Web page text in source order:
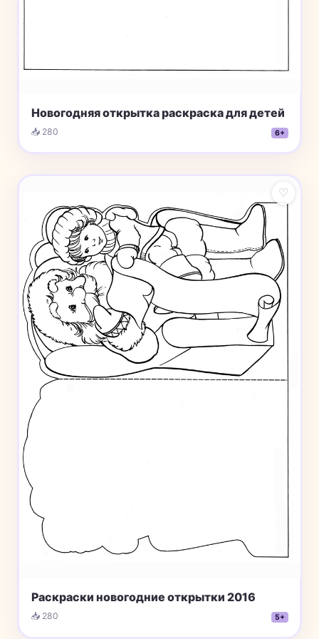
Новогодняя открытка раскраска для детей
📥 280 6+
♡
Раскраски новогодние открытки 2016
📥 280 5+